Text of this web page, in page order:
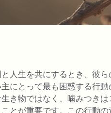
人生を共にするとき、彼
にとって最も困惑する行
き物ではなく、噛みつき
とが重要です。この行動